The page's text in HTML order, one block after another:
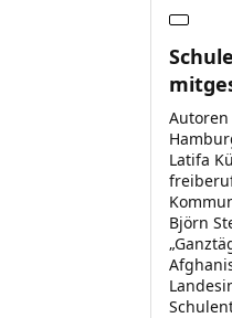
Latifa
Björn